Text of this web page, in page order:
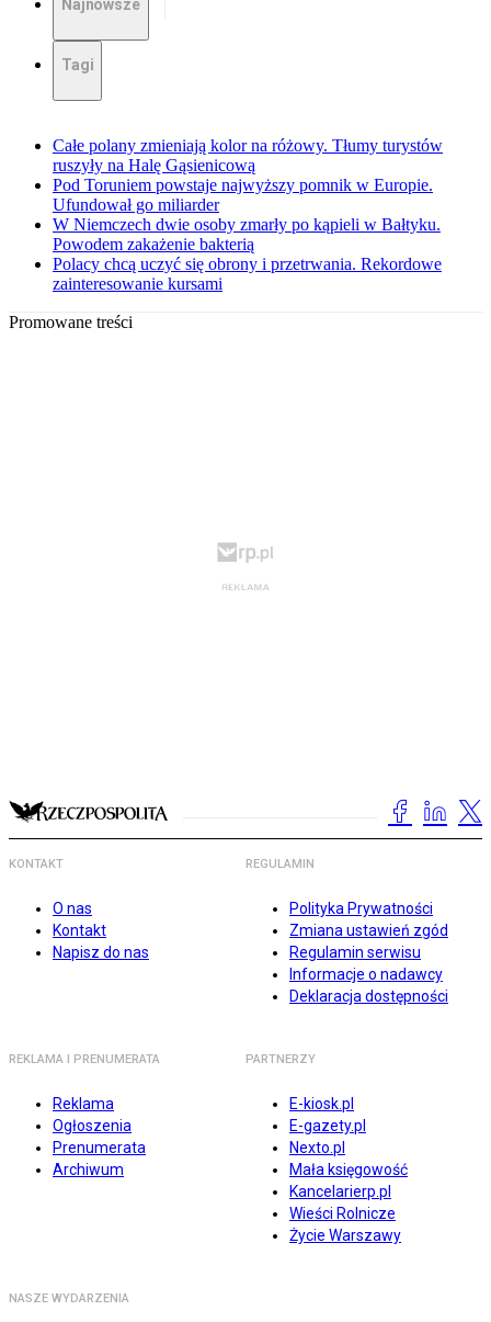
Najnowsze
Tagi
Całe polany zmieniają kolor na różowy. Tłumy turystów
ruszyły na Halę Gąsienicową
Pod Toruniem powstaje najwyższy pomnik w Europie.
Ufundował go miliarder
W Niemczech dwie osoby zmarły po kąpieli w Bałtyku.
Powodem zakażenie bakterią
Polacy chcą uczyć się obrony i przetrwania. Rekordowe
zainteresowanie kursami
Promowane treści
KONTAKT
O nas
Kontakt
Napisz do nas
REGULAMIN
Polityka Prywatności
Zmiana ustawień zgód
Regulamin serwisu
Informacje o nadawcy
Deklaracja dostępności
REKLAMA I PRENUMERATA
Reklama
Ogłoszenia
Prenumerata
Archiwum
PARTNERZY
E-kiosk.pl
E-gazety.pl
Nexto.pl
Mała księgowość
Kancelarierp.pl
Wieści Rolnicze
Życie Warszawy
NASZE WYDARZENIA